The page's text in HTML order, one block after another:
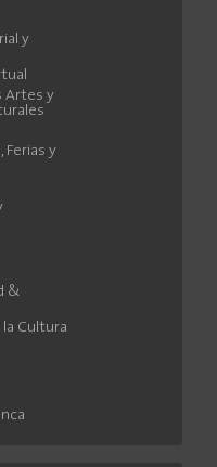
y
Artes y
Ferias y
&
Cultura